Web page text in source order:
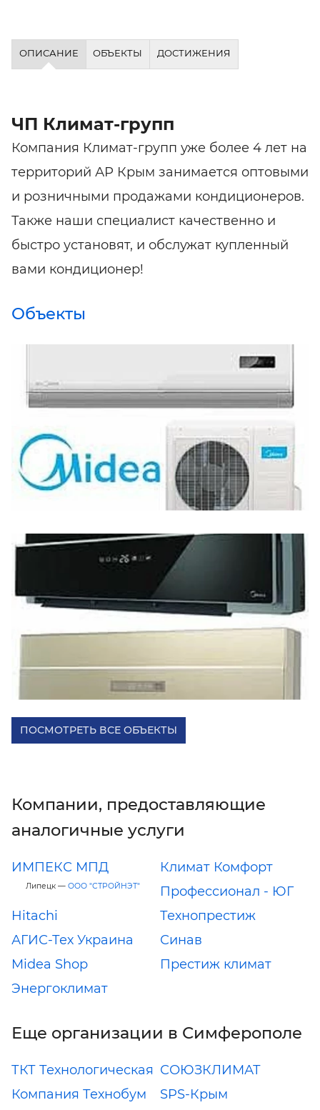
ОПИСАНИЕ ОБЪЕКТЫ ДОСТИЖЕНИЯ
ЧП Климат-групп
Компания Климат-групп уже более 4 лет на
территорий АР Крым занимается оптовыми
и розничными продажами кондиционеров.
Также наши специалист качественно и
быстро установят, и обслужат купленный
вами кондиционер!
Объекты
ПОСМОТРЕТЬ ВСЕ ОБЪЕКТЫ
Компании, предоставляющие
аналогичные услуги
ИМПЕКС МПД
Липецк — ООО "СТРОЙНЭТ"
Климат Комфорт
Профессионал - ЮГ
Hitachi
Технопрестиж
АГИС-Тех Украина
Синав
Midea Shop
Престиж климат
Энергоклимат
Еще организации в Симферополе
ТКТ Технологическая
Компания Технобум
СОЮЗКЛИМАТ
SPS-Крым